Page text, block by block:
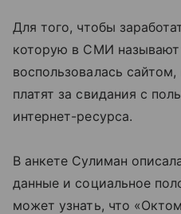
Для того, чтобы
которую в СМИ
воспользовалась
платят за свидания с
интернет-ресурса.
В анкете Сулиман
данные и социальное
может узнать, что